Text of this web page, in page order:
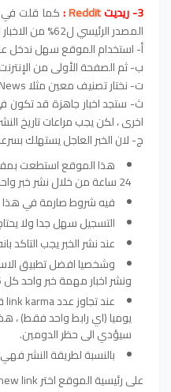
3- ريديت Reddit
:كما قلت في
المصدر الرئيسي ل62% من الاخبار العاجلة في كل من بريطانيا وامريكا.
أ- استخدام الموقع سهل ندخل
ب- ثم الصفحة الأولى من الإنترنت
ت- نختار تصنيف معين مثلا News ، مع الحفاض على خيار hot
ث- ستجد اخبار جاهزة قد تكون
اخرى ، لكن يجب مراعات تاريخ النشر ،
ج- لان الخبر العاجل يستهلك
24 ساعة من خلال نشر خبر واحد فقط.
فيه شروط صارمة في هذا
التسجيل سهل جدا ولا
عند نشر الخبر يجب التاكد
وشخصيا افضل تطبيق
ونشر اخبار مهمة خبر واحد كل 6-12 ساعة في اقسام مختلفة.
يوميا (اي رابط واحد فقط) ،
سيؤدي الى حظر الدومين.
بالنسبة لطريقة النشر
على رئيسية الموقع اختر Submit a new link